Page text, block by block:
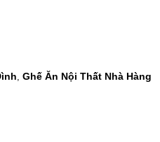
, Ghế Ăn Nội Thất Nhà Hàng